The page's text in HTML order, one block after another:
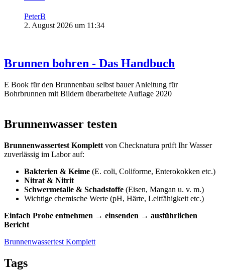
PeterB
2. August 2026 um 11:34
Brunnen bohren - Das Handbuch
E Book für den Brunnenbau selbst bauer Anleitung für
Bohrbrunnen mit Bildern überarbeitete Auflage 2020
Brunnenwasser testen
Brunnenwassertest Komplett von Checknatura prüft Ihr Wasser
zuverlässig im Labor auf:
Bakterien & Keime (E. coli, Coliforme, Enterokokken etc.)
Nitrat & Nitrit
Schwermetalle & Schadstoffe (Eisen, Mangan u. v. m.)
Wichtige chemische Werte (pH, Härte, Leitfähigkeit etc.)
Einfach Probe entnehmen → einsenden → ausführlichen
Bericht
Brunnenwassertest Komplett
Tags